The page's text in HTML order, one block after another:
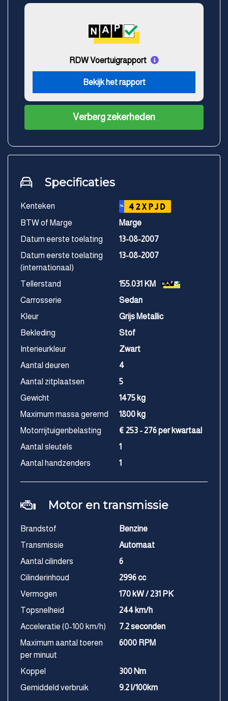
RDW Voertuigrapport
Bekijk het rapport
Verberg zekerheden
Specificaties
Kenteken NL 42XPJD
BTW of Marge
Marge
Datum eerste toelating
13-08-2007
Datum eerste toelating
(internationaal)
13-08-2007
Tellerstand
155.031 KM
Carrosserie
Sedan
Kleur
Grijs Metallic
Bekleding
Stof
Interieurkleur
Zwart
Aantal deuren
4
Aantal zitplaatsen
5
Gewicht
1475 kg
Maximum massa geremd
1800 kg
Motorrijtuigenbelasting
€ 253 - 276 per kwartaal
Aantal sleutels
1
Aantal handzenders
1
Motor en transmissie
Brandstof
Benzine
Transmissie
Automaat
Aantal cilinders
6
Cilinderinhoud
2996 cc
Vermogen
170 kW / 231 PK
Topsnelheid
244 km/h
Acceleratie (0-100 km/h)
7.2 seconden
Maximum aantal toeren
per minuut
6000 RPM
Koppel
300 Nm
Gemiddeld verbruik
9.2 l/100km